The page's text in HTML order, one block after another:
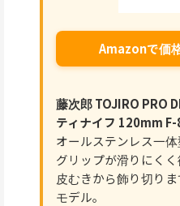
Amazonで価
藤次郎 TOJIRO PRO
ティナイフ 120mm
オールステンレス一
グリップが滑りにく
皮むきから飾り切り
モデル。